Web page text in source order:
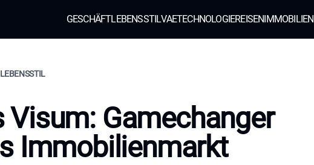
GESCHÄFTLEBENSSTILVAETECHNOLOGIEREISENIMMOBILIEN
Visum: Gamechanger
Immobilienmarkt